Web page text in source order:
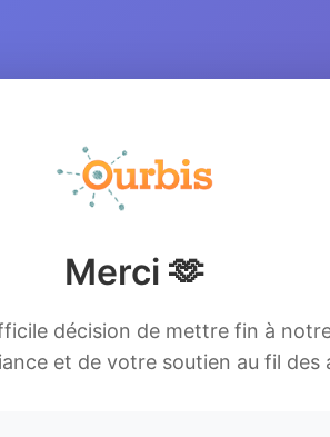
Merci 🫶
décision de mettre fin à
et de votre soutien au fil des